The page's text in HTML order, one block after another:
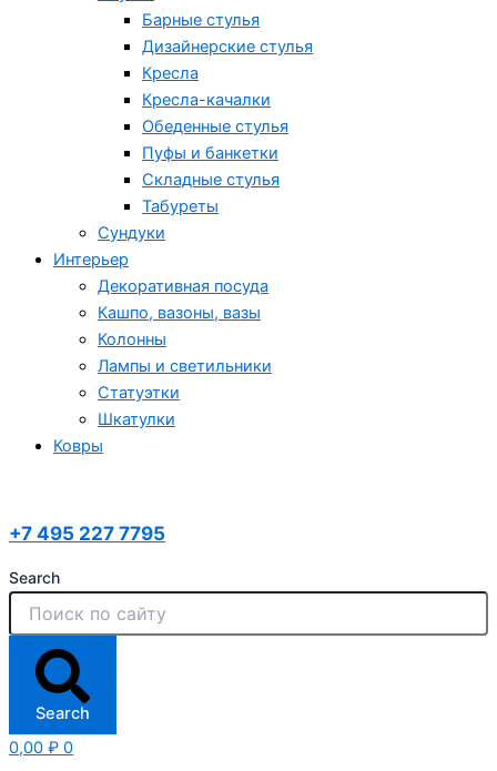
Барные стулья
Дизайнерские стулья
Кресла
Кресла-качалки
Обеденные стулья
Пуфы и банкетки
Складные стулья
Табуреты
Сундуки
Интерьер
Декоративная посуда
Кашпо, вазоны, вазы
Колонны
Лампы и светильники
Статуэтки
Шкатулки
Ковры
+7 495 227 7795
Search
Search
0,00 ₽ 0